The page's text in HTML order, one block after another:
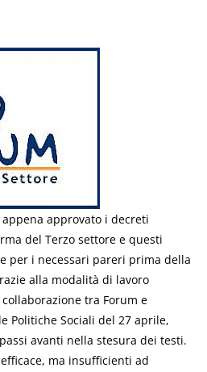
approvato i decreti
del Terzo settore e questi
per i necessari pareri prima della
alla modalità di lavoro
tra Forum e
Politiche Sociali del 27 aprile,
avanti nella stesura dei testi.
ma insufficienti ad